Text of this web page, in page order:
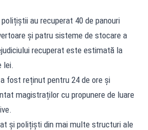
au recuperat 40 de panouri
și patru sisteme de stocare a
recuperat este estimată la
lei.
fost reținut pentru 24 de ore și
magistraților cu propunere de luare
și polițiști din mai multe structuri ale